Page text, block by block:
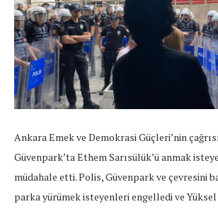
Ankara Emek ve Demokrasi Güçleri’nin
Güvenpark’ta Ethem Sarısülük’ü anmak
müdahale etti. Polis, Güvenpark ve çevresini
parka yürümek isteyenleri engelledi ve Yüksel